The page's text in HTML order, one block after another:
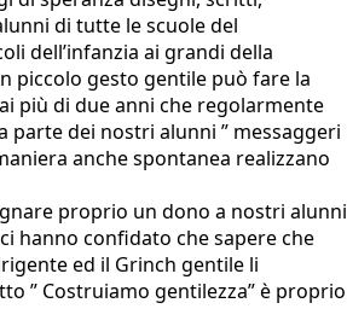
di tutte le scuole del
dell’infanzia ai grandi della
piccolo gesto gentile può fare la
più di due anni che regolarmente
parte dei nostri alunni ” messaggeri
anche spontanea realizzano
proprio un dono a nostri alunni
hanno confidato che sapere che
ed il Grinch gentile li
” Costruiamo gentilezza” è proprio